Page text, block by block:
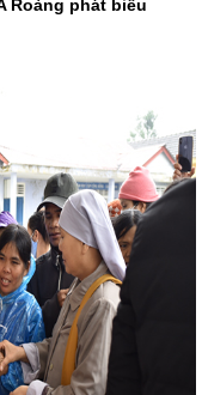
Roàng phát biểu